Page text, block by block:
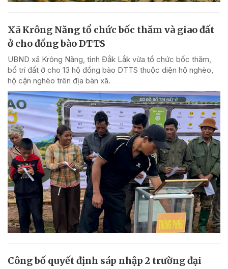
Xã Krông Năng tổ chức bốc thăm và giao đất
ở cho đồng bào DTTS
UBND xã Krông Năng, tỉnh Đắk Lắk vừa tổ chức bốc thăm,
bố trí đất ở cho 13 hộ đồng bào DTTS thuộc diện hộ nghèo,
hộ cận nghèo trên địa bàn xã.
Công bố quyết định sáp nhập 2 trường đại